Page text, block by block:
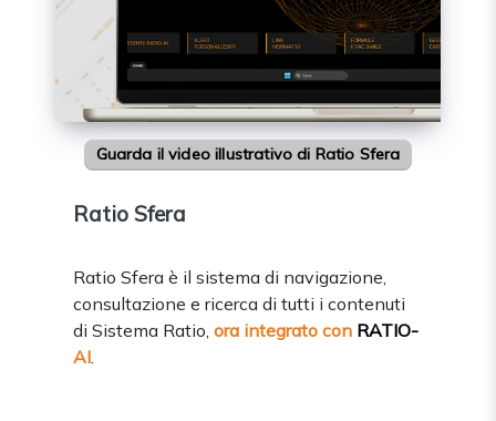
Guarda il video illustrativo di Ratio Sfera
Ratio Sfera
Ratio Sfera è il sistema di navigazione,
consultazione e ricerca di tutti i contenuti
di Sistema Ratio, ora integrato con RATIO-
AI.